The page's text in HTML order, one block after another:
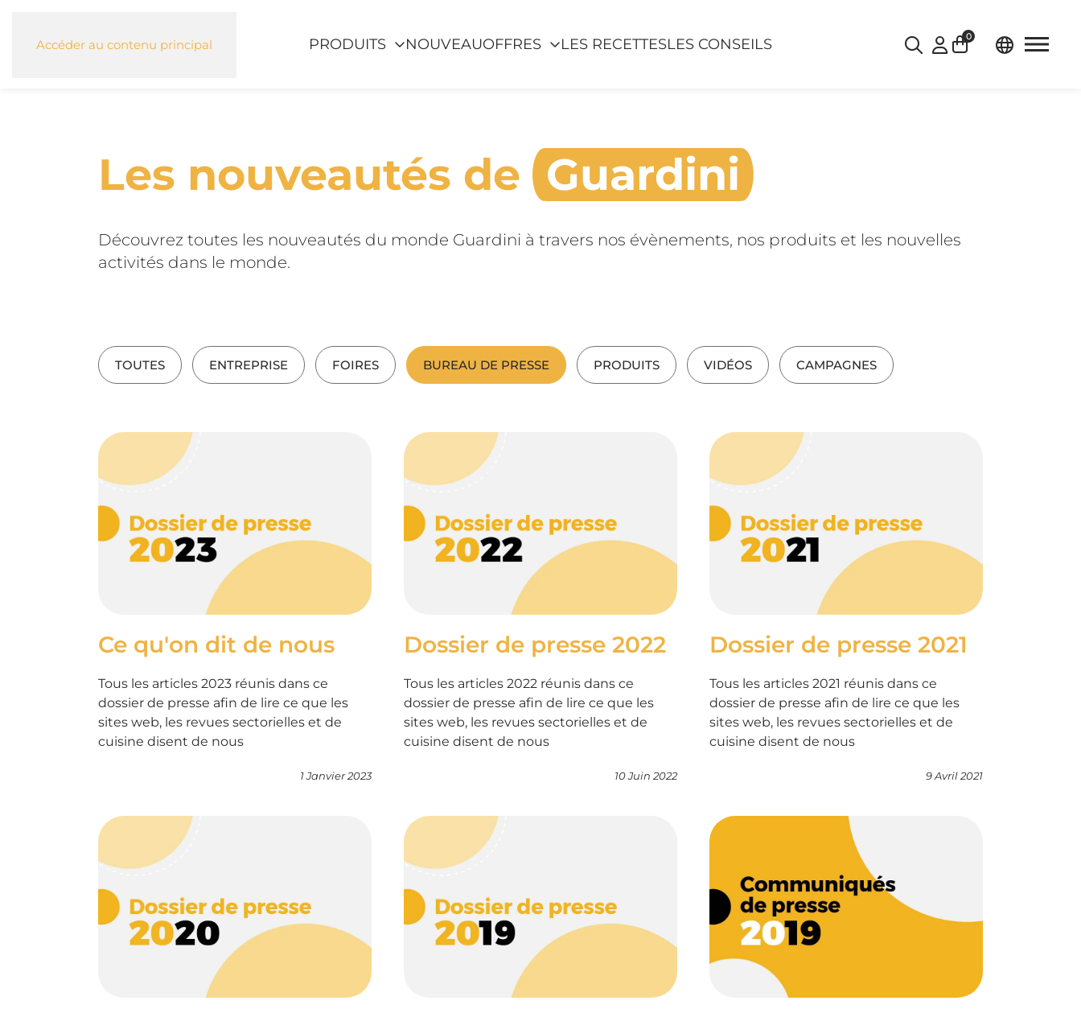
Accéder au contenu principal PRODUITS NOUVEAUOFFRES LES RECETTESLES CONSEILS 0
Les nouveautés de Guardini
Découvrez toutes les nouveautés du monde Guardini à travers nos évènements, nos produits et les nouvelles
activités dans le monde.
TOUTES ENTREPRISE FOIRES BUREAU DE PRESSE PRODUITS VIDÉOS CAMPAGNES
Ce qu'on dit de nous
Tous les articles 2023 réunis dans ce
dossier de presse afin de lire ce que les
sites web, les revues sectorielles et de
cuisine disent de nous
1 Janvier 2023
Dossier de presse 2022
Tous les articles 2022 réunis dans ce
dossier de presse afin de lire ce que les
sites web, les revues sectorielles et de
cuisine disent de nous
10 Juin 2022
Dossier de presse 2021
Tous les articles 2021 réunis dans ce
dossier de presse afin de lire ce que les
sites web, les revues sectorielles et de
cuisine disent de nous
9 Avril 2021